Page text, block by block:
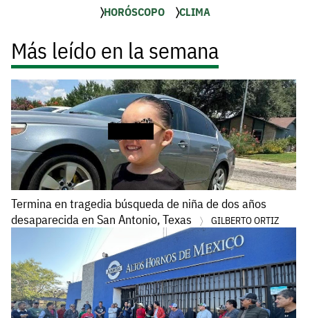
HORÓSCOPO CLIMA
Más leído en la semana
Termina en tragedia búsqueda de niña de dos años
desaparecida en San Antonio, Texas
GILBERTO ORTIZ